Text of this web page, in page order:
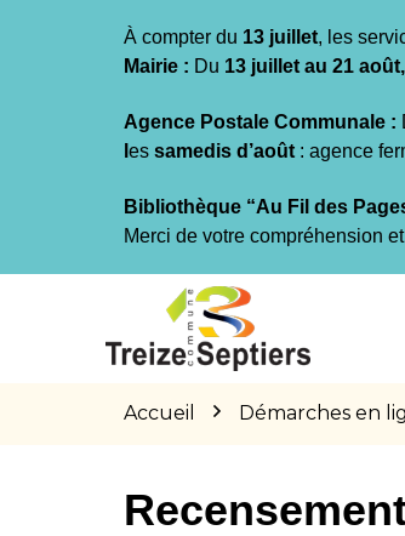
À compter du 13 juillet, les
Mairie : Du 13 juillet au 21 août,
Agence Postale Communale :
es samedis d’août : agence
Bibliothèque “Au Fil des
Merci de votre compréhension
Accueil Démarches en